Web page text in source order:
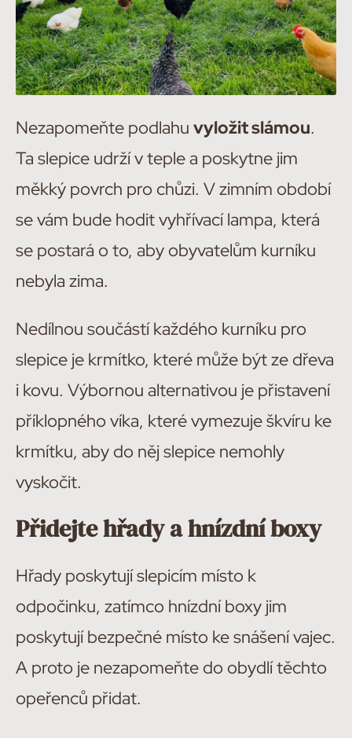
Nezapomeňte podlahu vyložit slámou.
Ta slepice udrží v teple a poskytne jim
měkký povrch pro chůzi. V zimním období
se vám bude hodit vyhřívací lampa, která
se postará o to, aby obyvatelům kurníku
nebyla zima.
Nedílnou součástí každého kurníku pro
slepice je krmítko, které může být ze dřeva
i kovu. Výbornou alternativou je přistavení
příklopného víka, které vymezuje škvíru ke
krmítku, aby do něj slepice nemohly
vyskočit.
Přidejte hřady a hnízdní boxy
Hřady poskytují slepicím místo k
odpočinku, zatímco hnízdní boxy jim
poskytují bezpečné místo ke snášení vajec.
A proto je nezapomeňte do obydlí těchto
opeřenců přidat.